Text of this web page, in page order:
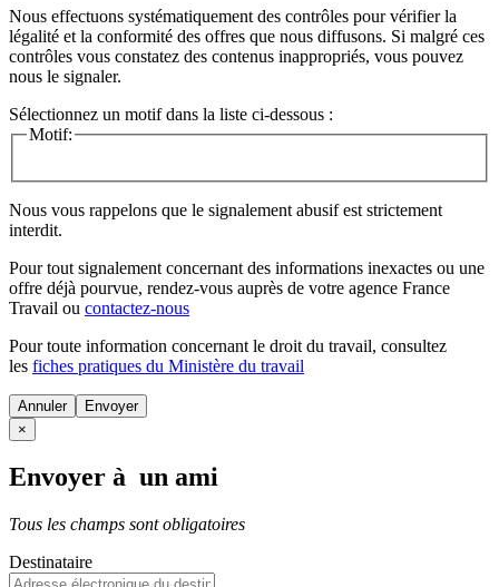
Nous effectuons systématiquement des contrôles pour vérifier la
légalité et la conformité des offres que nous diffusons. Si malgré ces
contrôles vous constatez des contenus inappropriés, vous pouvez
nous le signaler.
Sélectionnez un motif dans la liste ci-dessous :
Motif:
Nous vous rappelons que le signalement abusif est strictement
interdit.
Pour tout signalement concernant des informations inexactes ou une
offre déjà pourvue, rendez-vous auprès de votre agence France
Travail ou contactez-nous
Pour toute information concernant le droit du travail, consultez
les fiches pratiques du Ministère du travail
Annuler
×
Envoyer à un ami
Tous les champs sont obligatoires
Destinataire